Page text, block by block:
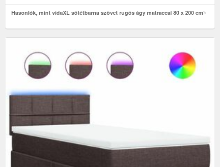
Hasonlók, mint vidaXL sötétbarna szövet rugós ágy matraccal 80 x 200 cm